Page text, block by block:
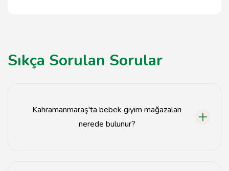
Sıkça Sorulan Sorular
Kahramanmaraş'ta bebek giyim mağazaları
nerede bulunur?